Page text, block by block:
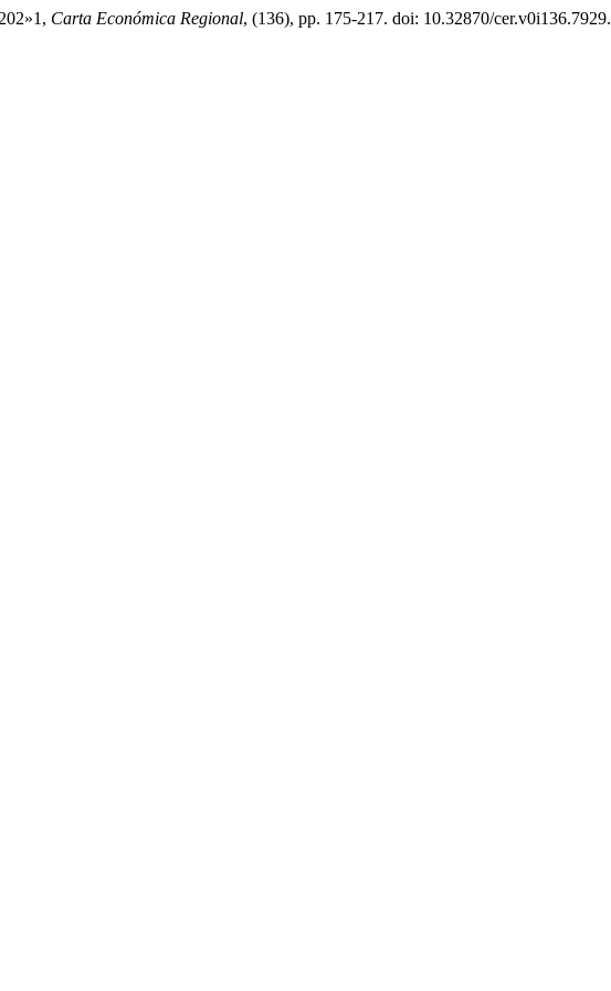
Carta Económica Regional, (136), pp. 175-217. doi: 10.32870/cer.v0i136.7929.